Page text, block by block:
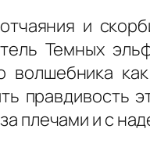
и
Темных
волшебника
правдивость
плечами и с